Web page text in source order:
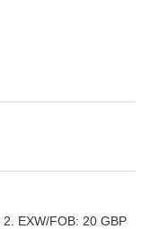
EXW/FOB: 20 GBP